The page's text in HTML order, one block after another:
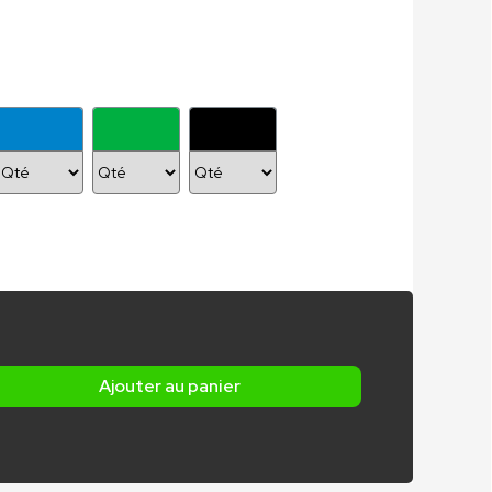
Ajouter au panier